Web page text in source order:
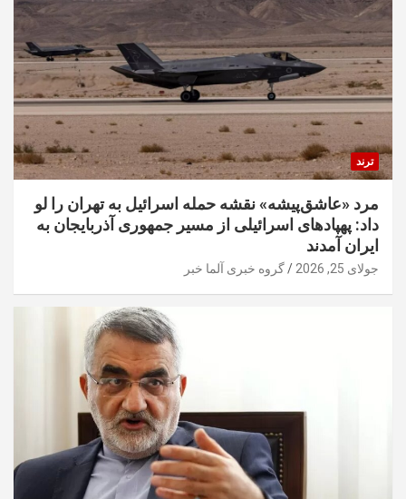
ترند
مرد «عاشق‌پیشه» نقشه حمله اسرائیل به تهران را لو
داد: پهپادهای اسرائیلی از مسیر جمهوری آذربایجان به
ایران آمدند
جولای 25, 2026 گروه خبری آلما خبر